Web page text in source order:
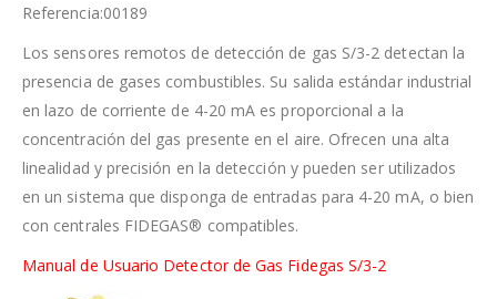
Referencia:00189
Los sensores remotos de detección de gas S/3-2 detectan la
presencia de gases combustibles. Su salida estándar industrial
en lazo de corriente de 4-20 mA es proporcional a la
concentración del gas presente en el aire. Ofrecen una alta
linealidad y precisión en la detección y pueden ser utilizados
en un sistema que disponga de entradas para 4-20 mA, o bien
con centrales FIDEGAS® compatibles.
Manual de Usuario Detector de Gas Fidegas S/3-2